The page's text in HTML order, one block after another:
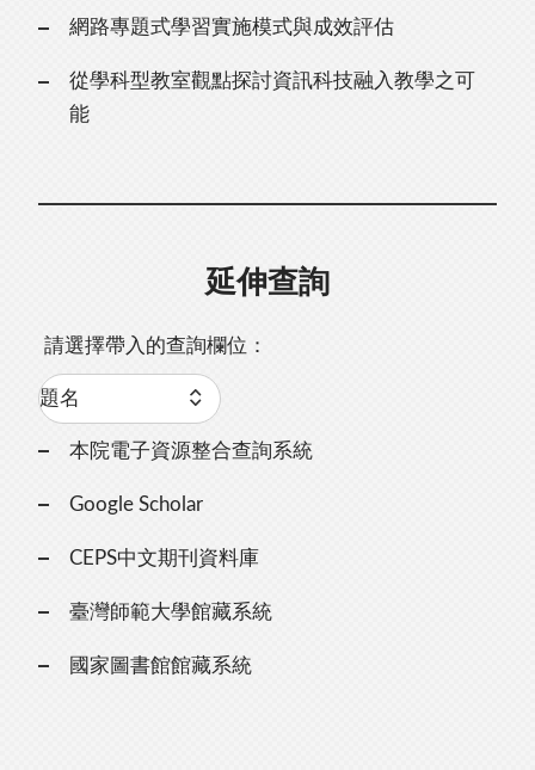
網路專題式學習實施模式與成效評估
從學科型教室觀點探討資訊科技融入教學之可
能
延伸查詢
請選擇帶入的查詢欄位：
本院電子資源整合查詢系統
Google Scholar
CEPS中文期刊資料庫
臺灣師範大學館藏系統
國家圖書館館藏系統